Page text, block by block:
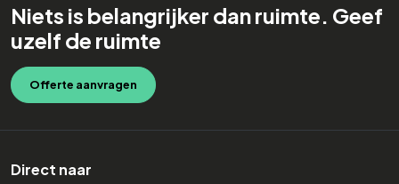
Niets is belangrijker dan ruimte. Geef
uzelf de ruimte
Offerte aanvragen
Direct naar